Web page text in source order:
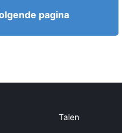
pagina
Talen